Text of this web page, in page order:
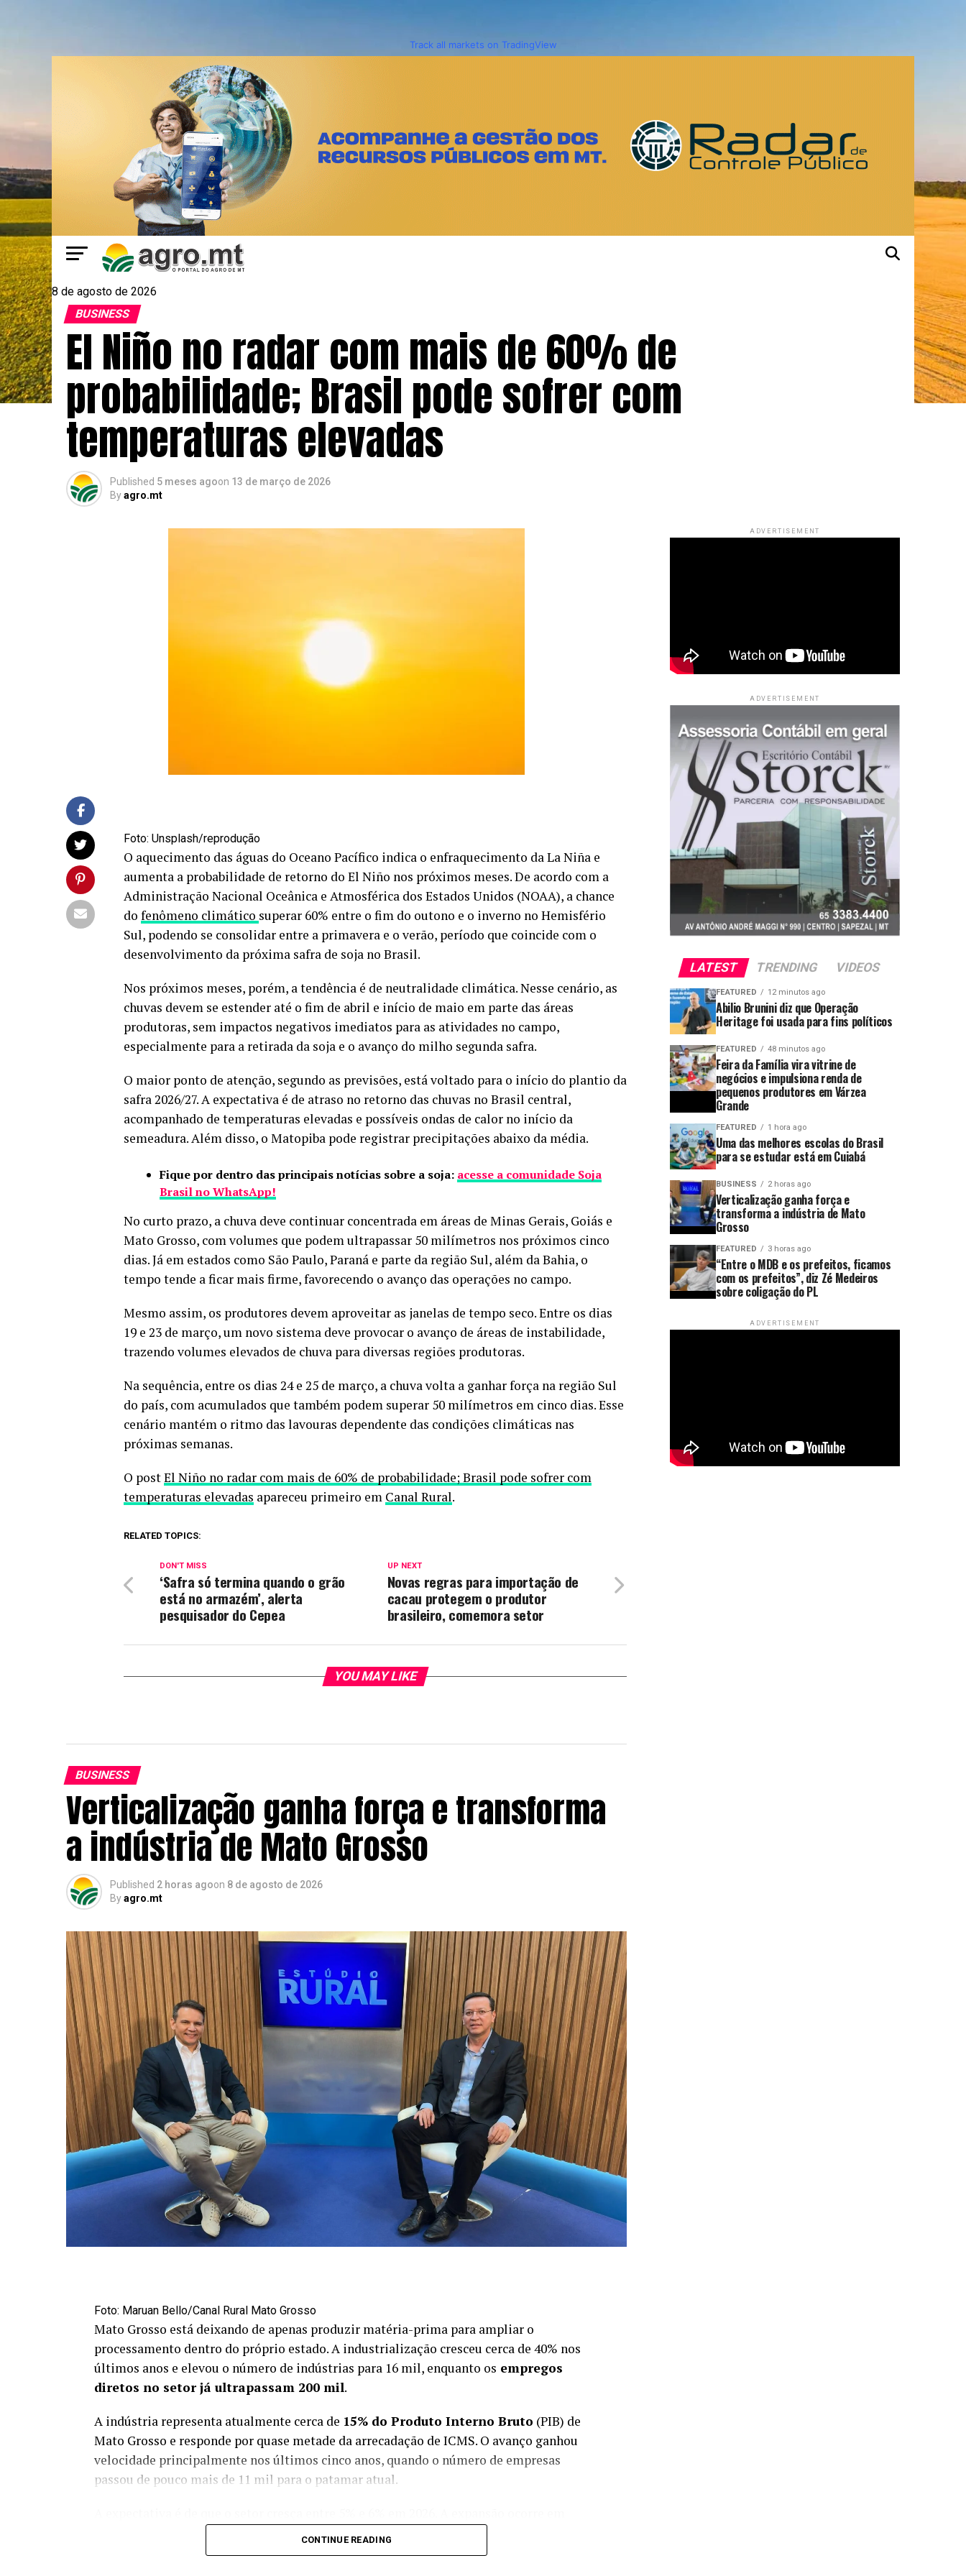
Track all markets on TradingView
8 de agosto de 2026
BUSINESS
El Niño no radar com mais de 60% de
probabilidade; Brasil pode sofrer com
temperaturas elevadas
Published 5 meses agoon 13 de março de 2026
Byagro.mt
Foto: Unsplash/reprodução
O aquecimento das águas do Oceano Pacífico indica o enfraquecimento da La Niña e
aumenta a probabilidade de retorno do El Niño nos próximos meses. De acordo com a
Administração Nacional Oceânica e Atmosférica dos Estados Unidos (NOAA), a chance
do fenômeno climático superar 60% entre o fim do outono e o inverno no Hemisfério
Sul, podendo se consolidar entre a primavera e o verão, período que coincide com o
desenvolvimento da próxima safra de soja no Brasil.
Nos próximos meses, porém, a tendência é de neutralidade climática. Nesse cenário, as
chuvas devem se estender até o fim de abril e início de maio em parte das áreas
produtoras, sem impactos negativos imediatos para as atividades no campo,
especialmente para a retirada da soja e o avanço do milho segunda safra.
O maior ponto de atenção, segundo as previsões, está voltado para o início do plantio da
safra 2026/27. A expectativa é de atraso no retorno das chuvas no Brasil central,
acompanhado de temperaturas elevadas e possíveis ondas de calor no início da
semeadura. Além disso, o Matopiba pode registrar precipitações abaixo da média.
Fique por dentro das principais notícias sobre a soja: acesse a comunidade Soja
Brasil no WhatsApp!
No curto prazo, a chuva deve continuar concentrada em áreas de Minas Gerais, Goiás e
Mato Grosso, com volumes que podem ultrapassar 50 milímetros nos próximos cinco
dias. Já em estados como São Paulo, Paraná e parte da região Sul, além da Bahia, o
tempo tende a ficar mais firme, favorecendo o avanço das operações no campo.
Mesmo assim, os produtores devem aproveitar as janelas de tempo seco. Entre os dias
19 e 23 de março, um novo sistema deve provocar o avanço de áreas de instabilidade,
trazendo volumes elevados de chuva para diversas regiões produtoras.
Na sequência, entre os dias 24 e 25 de março, a chuva volta a ganhar força na região Sul
do país, com acumulados que também podem superar 50 milímetros em cinco dias. Esse
cenário mantém o ritmo das lavouras dependente das condições climáticas nas
próximas semanas.
O postEl Niño no radar com mais de 60% de probabilidade; Brasil pode sofrer com
temperaturas elevadas apareceu primeiro em Canal Rural.
RELATED TOPICS:
UP NEXT
Novas regras para importação de
cacau protegem o produtor
brasileiro, comemora setor
DON'T MISS
‘Safra só termina quando o grão
está no armazém’, alerta
pesquisador do Cepea
YOU MAY LIKE
BUSINESS
Verticalização ganha força e transforma
a indústria de Mato Grosso
Published 2 horas agoon 8 de agosto de 2026
Byagro.mt
Foto: Maruan Bello/Canal Rural Mato Grosso
Mato Grosso está deixando de apenas produzir matéria-prima para ampliar o
processamento dentro do próprio estado. A industrialização cresceu cerca de 40% nos
últimos anos e elevou o número de indústrias para 16 mil, enquanto os empregos
diretos no setor já ultrapassam 200 mil.
A indústria representa atualmente cerca de 15% do Produto Interno Bruto (PIB) de
Mato Grosso e responde por quase metade da arrecadação de ICMS. O avanço ganhou
velocidade principalmente nos últimos cinco anos, quando o número de empresas
passou de pouco mais de 11 mil para o patamar atual.
diferentes regiões e começa a modificar também a dinâmica das cadeias produtivas,
com municípios buscando matéria-prima fora de seus limites para manter as indústrias
CONTINUE READING
ADVERTISEMENT
ADVERTISEMENT
LATEST TRENDING VIDEOS
FEATURED 12 minutos ago
Abilio Brunini diz que Operação
Heritage foi usada para fins políticos
FEATURED 48 minutos ago
Feira da Família vira vitrine de
negócios e impulsiona renda de
pequenos produtores em Várzea
Grande
FEATURED 1 hora ago
Uma das melhores escolas do Brasil
para se estudar está em Cuiabá
BUSINESS 2 horas ago
Verticalização ganha força e
transforma a indústria de Mato
Grosso
FEATURED 3 horas ago
“Entre o MDB e os prefeitos, ficamos
com os prefeitos”, diz Zé Medeiros
sobre coligação do PL
ADVERTISEMENT